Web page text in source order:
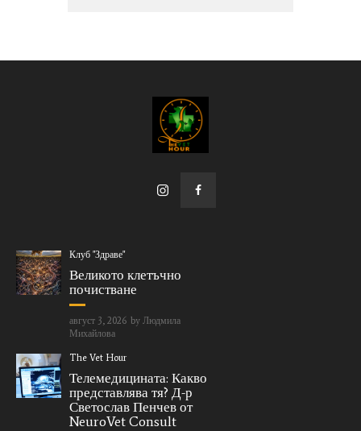
Клуб "Здраве"
Великото клетъчно
почистване
август 3, 2026 by Людмила
Михайлова
The Vet Hour
Телемедицината: Какво
представлява тя? Д-р
Светослав Пенчев от
NeuroVet Consult